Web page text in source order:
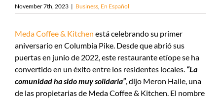
November 7th, 2023 | Business En Español
Meda Coffee & Kitchen está celebrando su primer
aniversario en Columbia Pike. Desde que abrió sus
puertas en junio de 2022, este restaurante etíope se ha
convertido en un éxito entre los residentes locales. “La
comunidad ha sido muy solidaria”, dijo Meron Haile, una
de las propietarias de Meda Coffee & Kitchen. El nombre